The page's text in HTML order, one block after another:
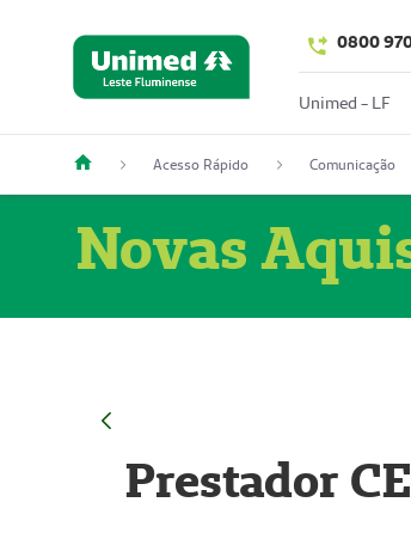
0800
Unimed - LF
Acesso Rápido Comunicação
Novas
Prestador